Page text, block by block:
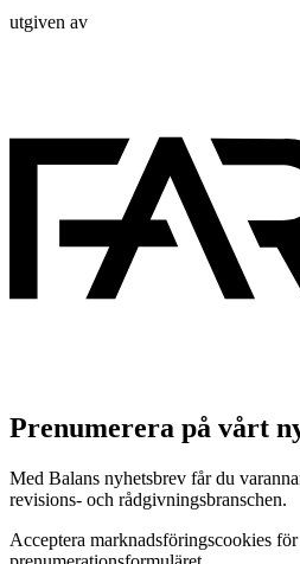
utgiven av
Prenumerera på vårt
Med Balans nyhetsbrev får du
revisions- och rådgivningsbranschen.
Acceptera marknadsföringscookies för